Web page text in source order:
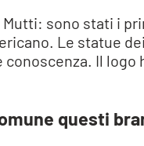
sono stati i
Le statue
Il logo
questi